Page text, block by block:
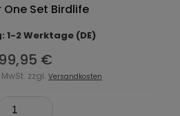
One Set Birdlife
1-2 Werktage (DE)
99,95 €
MwSt. zzgl. Versandkosten